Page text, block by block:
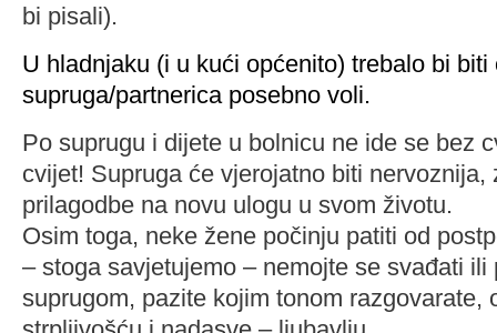
bi pisali).
U hladnjaku (i u kući općenito) trebalo bi
supruga/partnerica posebno voli.
Po suprugu i dijete u bolnicu ne ide se bez
cvijet! Supruga će vjerojatno biti nervoznija,
prilagodbe na novu ulogu u svom životu.
Osim toga, neke žene počinju patiti od
– stoga savjetujemo – nemojte se svađati ili
suprugom, pazite kojim tonom razgovarate,